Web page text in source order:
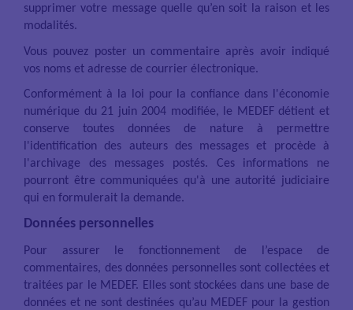
supprimer votre message quelle qu’en soit la raison et les
modalités.
Vous pouvez poster un commentaire après avoir indiqué
vos noms et adresse de courrier électronique.
Conformément à la loi pour la confiance dans l'économie
numérique du 21 juin 2004 modifiée, le MEDEF détient et
conserve toutes données de nature à permettre
l'identification des auteurs des messages et procède à
l'archivage des messages postés. Ces informations ne
pourront être communiquées qu'à une autorité judiciaire
qui en formulerait la demande.
Données personnelles
Pour assurer le fonctionnement de l’espace de
commentaires, des données personnelles sont collectées et
traitées par le MEDEF. Elles sont stockées dans une base de
données et ne sont destinées qu’au MEDEF pour la gestion